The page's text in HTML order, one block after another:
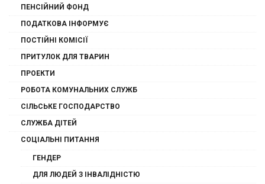
ПЕНСІЙНИЙ ФОНД
ПОДАТКОВА ІНФОРМУЄ
ПОСТІЙНІ КОМІСІЇ
ПРИТУЛОК ДЛЯ ТВАРИН
ПРОЕКТИ
РОБОТА КОМУНАЛЬНИХ СЛУЖБ
СІЛЬСЬКЕ ГОСПОДАРСТВО
СЛУЖБА ДІТЕЙ
СОЦІАЛЬНІ ПИТАННЯ
ГЕНДЕР
ДЛЯ ЛЮДЕЙ З ІНВАЛІДНІСТЮ